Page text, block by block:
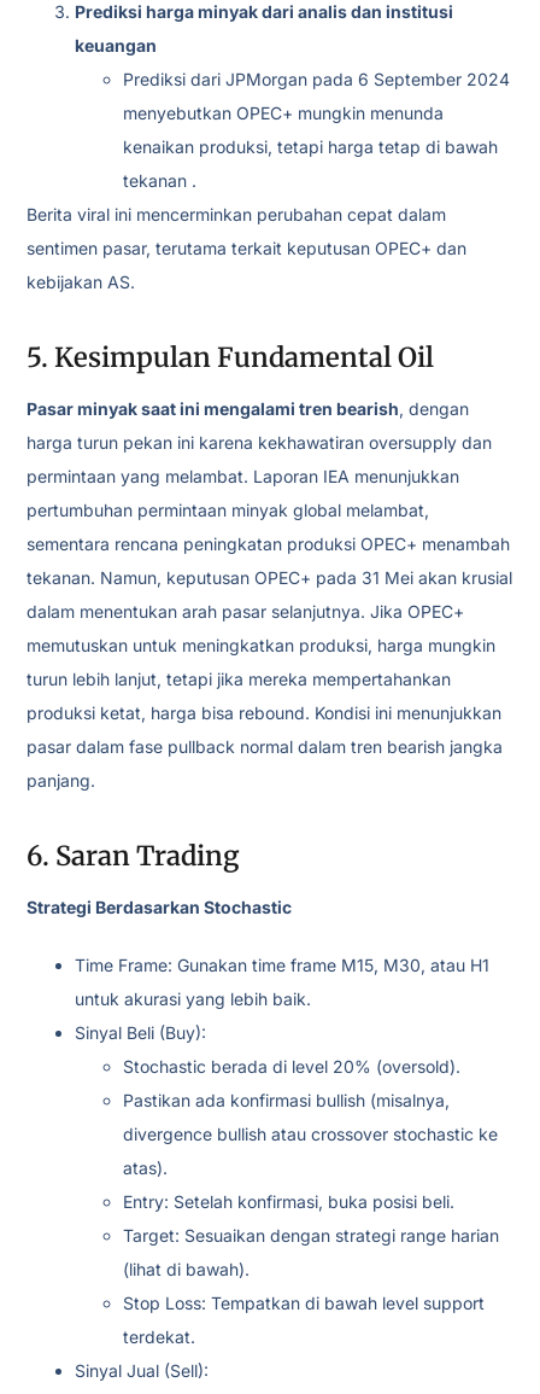
Prediksi harga minyak dari analis dan institusi
keuangan
Prediksi dari JPMorgan pada 6 September 2024
menyebutkan OPEC+ mungkin menunda
kenaikan produksi, tetapi harga tetap di bawah
tekanan .
Berita viral ini mencerminkan perubahan cepat dalam
sentimen pasar, terutama terkait keputusan OPEC+ dan
kebijakan AS.
5. Kesimpulan Fundamental Oil
Pasar minyak saat ini mengalami tren bearish, dengan
harga turun pekan ini karena kekhawatiran oversupply dan
permintaan yang melambat. Laporan IEA menunjukkan
pertumbuhan permintaan minyak global melambat,
sementara rencana peningkatan produksi OPEC+ menambah
tekanan. Namun, keputusan OPEC+ pada 31 Mei akan krusial
dalam menentukan arah pasar selanjutnya. Jika OPEC+
memutuskan untuk meningkatkan produksi, harga mungkin
turun lebih lanjut, tetapi jika mereka mempertahankan
produksi ketat, harga bisa rebound. Kondisi ini menunjukkan
pasar dalam fase pullback normal dalam tren bearish jangka
panjang.
6. Saran Trading
Strategi Berdasarkan Stochastic
Time Frame: Gunakan time frame M15, M30, atau H1
untuk akurasi yang lebih baik.
Sinyal Beli (Buy):
Stochastic berada di level 20% (oversold).
Pastikan ada konfirmasi bullish (misalnya,
divergence bullish atau crossover stochastic ke
atas).
Entry: Setelah konfirmasi, buka posisi beli.
Target: Sesuaikan dengan strategi range harian
(lihat di bawah).
Stop Loss: Tempatkan di bawah level support
terdekat.
Sinyal Jual (Sell):